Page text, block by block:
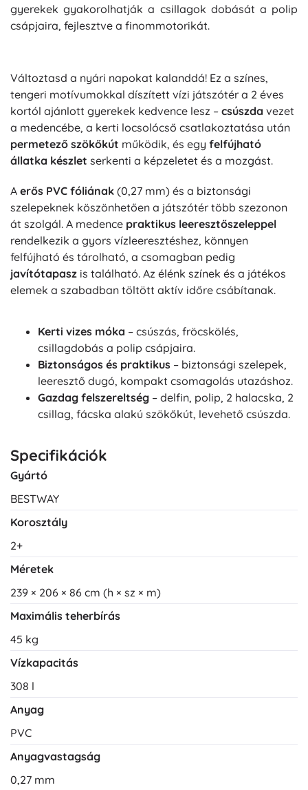
gyerekek gyakorolhatják a csillagok dobását a polip
csápjaira, fejlesztve a finommotorikát.
Változtasd a nyári napokat kalanddá! Ez a színes,
tengeri motívumokkal díszített vízi játszótér a 2 éves
kortól ajánlott gyerekek kedvence lesz – csúszda vezet
a medencébe, a kerti locsolócső csatlakoztatása után
permetező szökőkút működik, és egy felfújható
állatka készlet serkenti a képzeletet és a mozgást.
A erős PVC fóliának (0,27 mm) és a biztonsági
szelepeknek köszönhetően a játszótér több szezonon
át szolgál. A medence praktikus leeresztőszeleppel
rendelkezik a gyors vízleeresztéshez, könnyen
felfújható és tárolható, a csomagban pedig
javítótapasz is található. Az élénk színek és a játékos
elemek a szabadban töltött aktív időre csábítanak.
Kerti vizes móka – csúszás, fröcskölés,
csillagdobás a polip csápjaira.
Biztonságos és praktikus – biztonsági szelepek,
leeresztő dugó, kompakt csomagolás utazáshoz.
Gazdag felszereltség – delfin, polip, 2 halacska, 2
csillag, fácska alakú szökőkút, levehető csúszda.
Specifikációk
Gyártó
BESTWAY
Korosztály
2+
Méretek
239 × 206 × 86 cm (h × sz × m)
Maximális teherbírás
45 kg
Vízkapacitás
308 l
Anyag
PVC
Anyagvastagság
0,27 mm